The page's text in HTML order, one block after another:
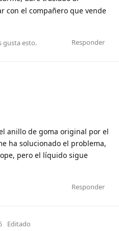
con el compañero que vende
Responder
gusta esto.
anillo de goma original por el
ha solucionado el problema,
pero el líquido sigue
Responder
Editado